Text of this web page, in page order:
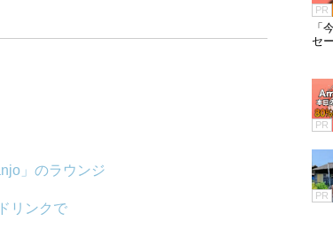
」のラウンジ
リンクで
PR
「
セ
PR
PR